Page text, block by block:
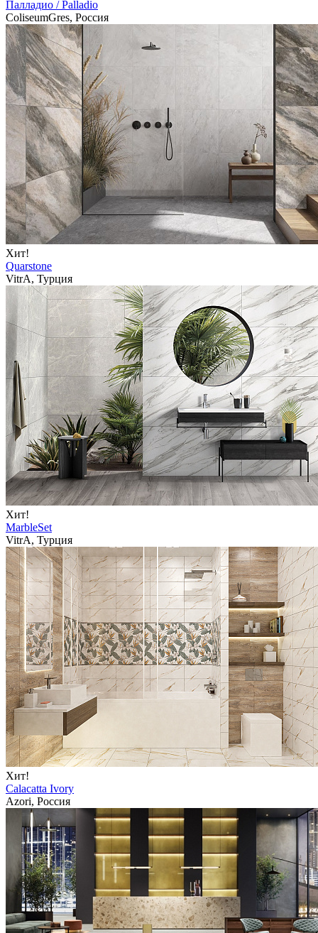
Палладио / Palladio
ColiseumGres, Россия
Хит!
Quarstone
VitrA, Турция
Хит!
MarbleSet
VitrA, Турция
Хит!
Calacatta Ivory
Azori, Россия